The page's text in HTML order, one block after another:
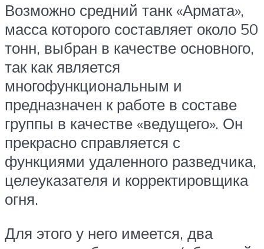
Возможно средний танк «Армата»,
масса которого составляет около 50
тонн, выбран в качестве основного,
так как является
многофункциональным и
предназначен к работе в составе
группы в качестве «ведущего». Он
прекрасно справляется с
функциями удаленного разведчика,
целеуказателя и корректировщика
огня.
Для этого у него имеется, два